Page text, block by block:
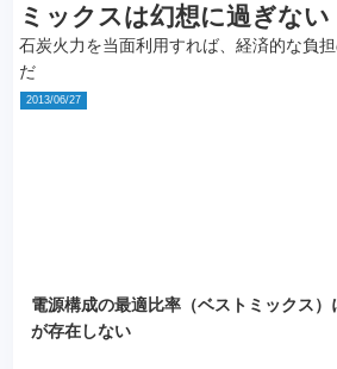
ミックスは幻想に過ぎない
石炭火力を当面利用すれば、経済的な負
だ
2013/06/27
電源構成の最適比率（ベストミックス
が存在しない